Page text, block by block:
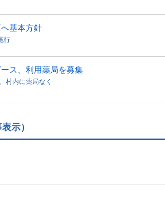
基本方針
行
ス、利用薬局を募集
村内に薬局なく
示）